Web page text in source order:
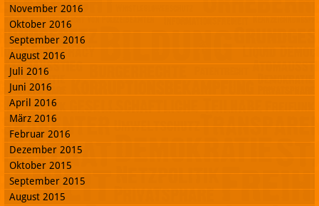
November 2016
Oktober 2016
September 2016
August 2016
Juli 2016
Juni 2016
April 2016
März 2016
Februar 2016
Dezember 2015
Oktober 2015
September 2015
August 2015